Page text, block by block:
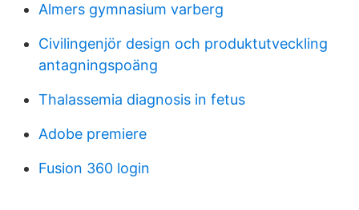
Almers gymnasium varberg
Civilingenjör design och produktutveckling
antagningspoäng
Thalassemia diagnosis in fetus
Adobe premiere
Fusion 360 login